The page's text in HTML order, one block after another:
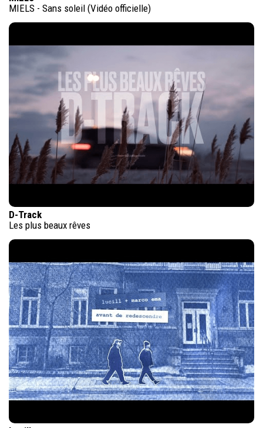
MIELS - Sans soleil (Vidéo officielle)
D-Track
Les plus beaux rêves